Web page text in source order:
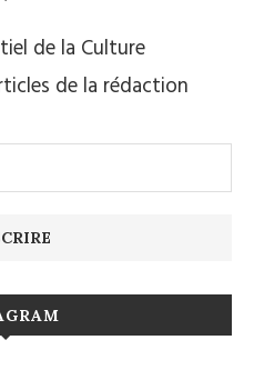
de la Culture
de la rédaction